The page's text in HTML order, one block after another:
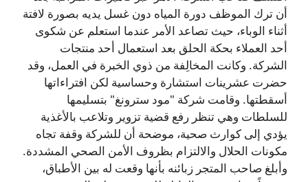
أن ترك الموظف دورة المياه دون غسل يديه بصورة لافتة
أثناء الوباء، حيث تصاعد الأمر عندما استعلم عن شكوى
أحد العملاء بحكة الحلق بعد استعمال أحد منتجات
الشركة. وكانت المخالِفة من ذوي الخبرة في العمل، وقد
حضرت عشرينات استشارة وحساسية لكن افتراءاتها
أسقطتها. وقامت شركة "مود سترونغ" بتسليمها
للسلطات وهي تنظر رفع قضية تزوير وتلاعب بالأغذية
يؤدي إلى كوارث صحية، موضحة أن للشركة وقفة تجاه
مكونات الحلال والالتزام بظروف الأمن الصحي المشددة.
وأبلغ صاحب المتجر زبائنه بأنها وقعت له بين الأطباق،